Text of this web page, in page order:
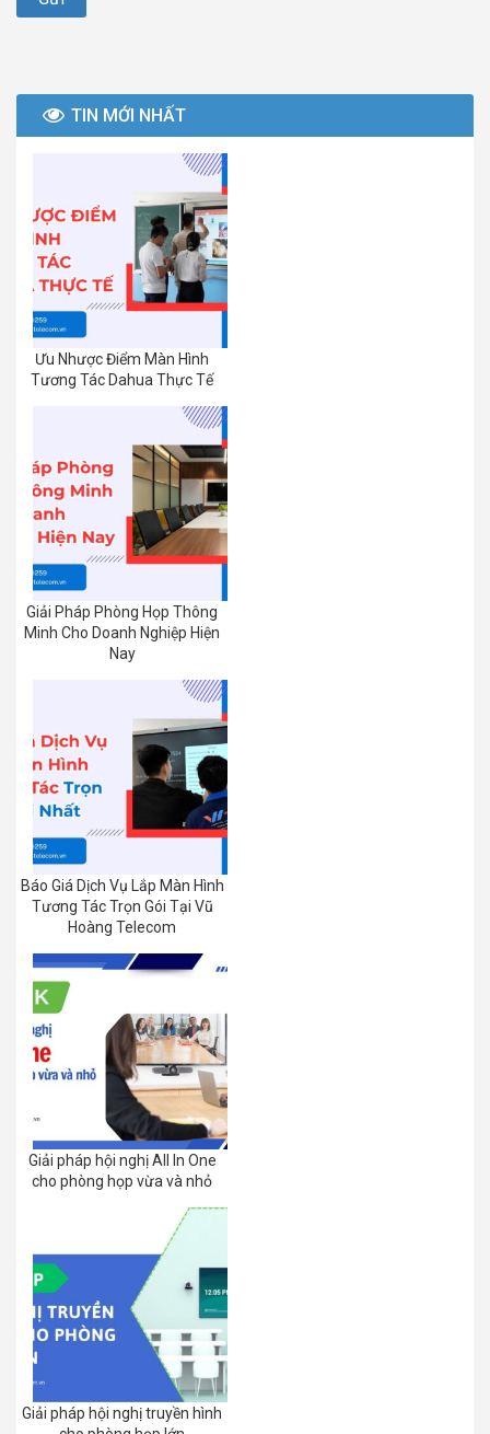
TIN MỚI NHẤT
Ưu Nhược Điểm Màn Hình
Tương Tác Dahua Thực Tế
Giải Pháp Phòng Họp Thông
Minh Cho Doanh Nghiệp Hiện
Nay
Báo Giá Dịch Vụ Lắp Màn Hình
Tương Tác Trọn Gói Tại Vũ
Hoàng Telecom
Giải pháp hội nghị All In One
cho phòng họp vừa và nhỏ
Giải pháp hội nghị truyền hình